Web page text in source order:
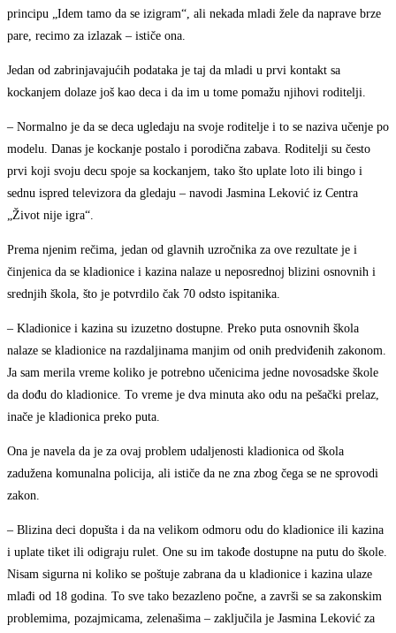
principu „Idem tamo da se izigram“, ali nekada mladi žele da naprave brze
pare, recimo za izlazak – ističe ona.
Jedan od zabrinjavajućih podataka je taj da mladi u prvi kontakt sa
kockanjem dolaze još kao deca i da im u tome pomažu njihovi roditelji.
– Normalno je da se deca ugledaju na svoje roditelje i to se naziva učenje po
modelu. Danas je kockanje postalo i porodična zabava. Roditelji su često
prvi koji svoju decu spoje sa kockanjem, tako što uplate loto ili bingo i
sednu ispred televizora da gledaju – navodi Jasmina Leković iz Centra
„Život nije igra“.
Prema njenim rečima, jedan od glavnih uzročnika za ove rezultate je i
činjenica da se kladionice i kazina nalaze u neposrednoj blizini osnovnih i
srednjih škola, što je potvrdilo čak 70 odsto ispitanika.
– Kladionice i kazina su izuzetno dostupne. Preko puta osnovnih škola
nalaze se kladionice na razdaljinama manjim od onih predviđenih zakonom.
Ja sam merila vreme koliko je potrebno učenicima jedne novosadske škole
da dođu do kladionice. To vreme je dva minuta ako odu na pešački prelaz,
inače je kladionica preko puta.
Ona je navela da je za ovaj problem udaljenosti kladionica od škola
zadužena komunalna policija, ali ističe da ne zna zbog čega se ne sprovodi
zakon.
– Blizina deci dopušta i da na velikom odmoru odu do kladionice ili kazina
i uplate tiket ili odigraju rulet. One su im takođe dostupne na putu do škole.
Nisam sigurna ni koliko se poštuje zabrana da u kladionice i kazina ulaze
mlađi od 18 godina. To sve tako bezazleno počne, a završi se sa zakonskim
problemima, pozajmicama, zelenašima – zaključila je Jasmina Leković za